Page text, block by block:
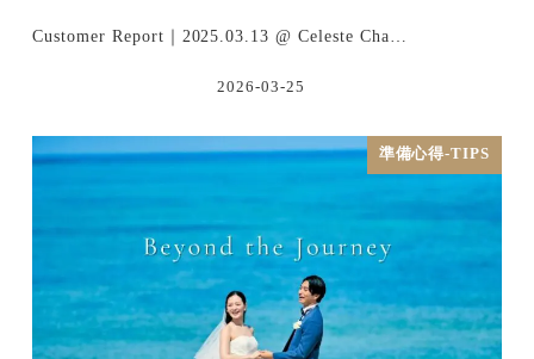
Customer Report｜2025.03.13 @ Celeste Cha…
2026-03-25
準備心得-TIPS